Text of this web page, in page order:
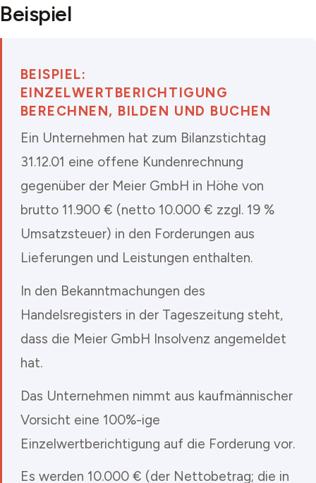
Beispiel
BEISPIEL:
EINZELWERTBERICHTIGUNG
BERECHNEN, BILDEN UND BUCHEN
Ein Unternehmen hat zum Bilanzstichtag
31.12.01 eine offene Kundenrechnung
gegenüber der Meier GmbH in Höhe von
brutto 11.900 € (netto 10.000 € zzgl. 19 %
Umsatzsteuer) in den Forderungen aus
Lieferungen und Leistungen enthalten.
In den Bekanntmachungen des
Handelsregisters in der Tageszeitung steht,
dass die Meier GmbH Insolvenz angemeldet
hat.
Das Unternehmen nimmt aus kaufmännischer
Vorsicht eine 100%-ige
Einzelwertberichtigung auf die Forderung vor.
Es werden 10.000 € (der Nettobetrag; die in